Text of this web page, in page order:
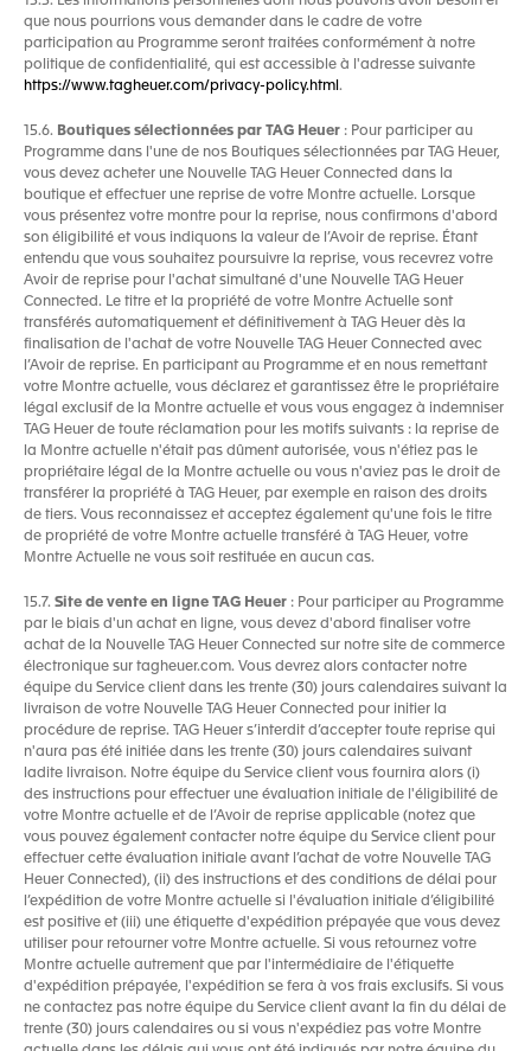
que nous pourrions vous demander dans le cadre de votre
participation au Programme seront traitées conformément à notre
politique de confidentialité, qui est accessible à l'adresse suivante
https://www.tagheuer.com/privacy-policy.html .
15.6. Boutiques sélectionnées par TAG Heuer : Pour participer au
Programme dans l'une de nos Boutiques sélectionnées par TAG Heuer,
vous devez acheter une Nouvelle TAG Heuer Connected dans la
boutique et effectuer une reprise de votre Montre actuelle. Lorsque
vous présentez votre montre pour la reprise, nous confirmons d'abord
son éligibilité et vous indiquons la valeur de l’Avoir de reprise. Étant
entendu que vous souhaitez poursuivre la reprise, vous recevrez votre
Avoir de reprise pour l'achat simultané d'une Nouvelle TAG Heuer
Connected. Le titre et la propriété de votre Montre Actuelle sont
transférés automatiquement et définitivement à TAG Heuer dès la
finalisation de l'achat de votre Nouvelle TAG Heuer Connected avec
l’Avoir de reprise. En participant au Programme et en nous remettant
votre Montre actuelle, vous déclarez et garantissez être le propriétaire
légal exclusif de la Montre actuelle et vous vous engagez à indemniser
TAG Heuer de toute réclamation pour les motifs suivants : la reprise de
la Montre actuelle n'était pas dûment autorisée, vous n'étiez pas le
propriétaire légal de la Montre actuelle ou vous n'aviez pas le droit de
transférer la propriété à TAG Heuer, par exemple en raison des droits
de tiers. Vous reconnaissez et acceptez également qu'une fois le titre
de propriété de votre Montre actuelle transféré à TAG Heuer, votre
Montre Actuelle ne vous soit restituée en aucun cas.
15.7. Site de vente en ligne TAG Heuer : Pour participer au Programme
par le biais d'un achat en ligne, vous devez d'abord finaliser votre
achat de la Nouvelle TAG Heuer Connected sur notre site de commerce
électronique sur tagheuer.com. Vous devrez alors contacter notre
équipe du Service client dans les trente (30) jours calendaires suivant la
livraison de votre Nouvelle TAG Heuer Connected pour initier la
procédure de reprise. TAG Heuer s’interdit d’accepter toute reprise qui
n'aura pas été initiée dans les trente (30) jours calendaires suivant
ladite livraison. Notre équipe du Service client vous fournira alors (i)
des instructions pour effectuer une évaluation initiale de l'éligibilité de
votre Montre actuelle et de l’Avoir de reprise applicable (notez que
vous pouvez également contacter notre équipe du Service client pour
effectuer cette évaluation initiale avant l’achat de votre Nouvelle TAG
Heuer Connected), (ii) des instructions et des conditions de délai pour
l’expédition de votre Montre actuelle si l'évaluation initiale d’éligibilité
est positive et (iii) une étiquette d'expédition prépayée que vous devez
utiliser pour retourner votre Montre actuelle. Si vous retournez votre
Montre actuelle autrement que par l'intermédiaire de l'étiquette
d'expédition prépayée, l'expédition se fera à vos frais exclusifs. Si vous
ne contactez pas notre équipe du Service client avant la fin du délai de
trente (30) jours calendaires ou si vous n'expédiez pas votre Montre